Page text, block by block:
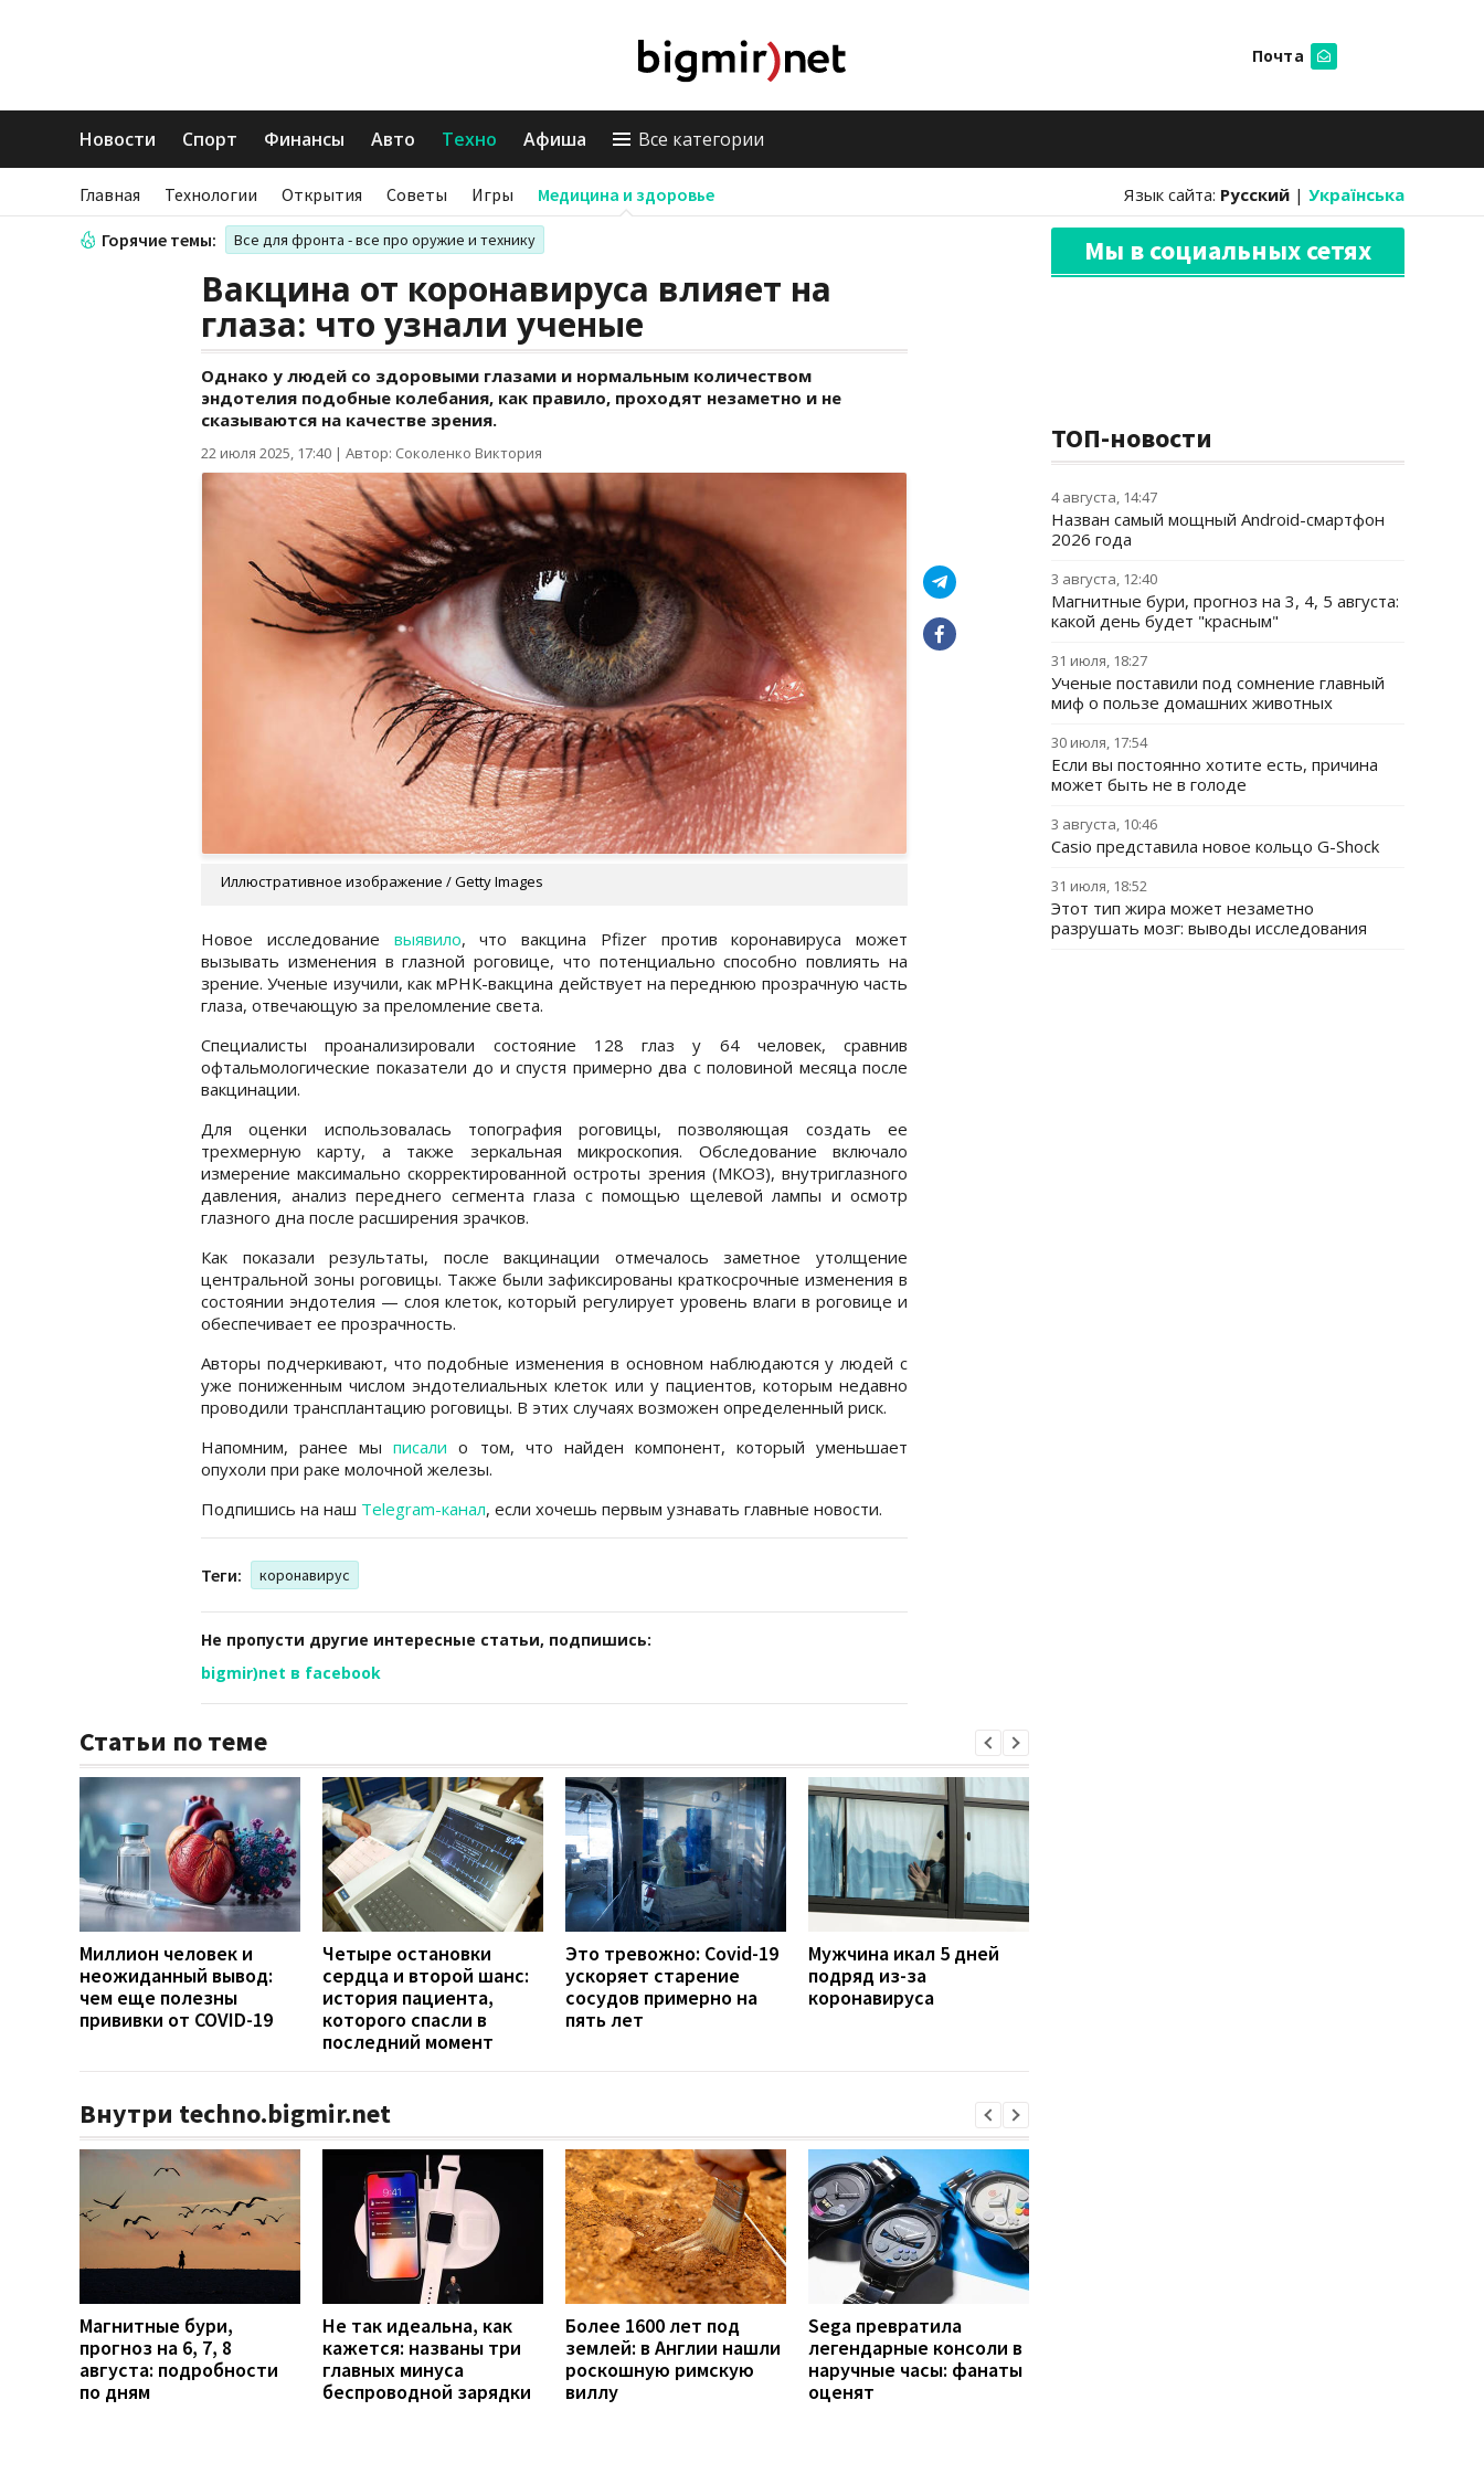
Почта
Новости Спорт Финансы Авто Техно Афиша Все категории
Главная Технологии Открытия Советы Игры Медицина и здоровье Язык сайта: Русский | Українська
Горячие темы: Все для фронта - все про оружие и технику
Вакцина от коронавируса влияет на
глаза: что узнали ученые
Однако у людей со здоровыми глазами и нормальным количеством
эндотелия подобные колебания, как правило, проходят незаметно и не
сказываются на качестве зрения.
22 июля 2025, 17:40 | Автор: Соколенко Виктория
Иллюстративное изображение / Getty Images
Новое исследование выявило, что вакцина Pfizer против коронавируса может
вызывать изменения в глазной роговице, что потенциально способно повлиять на
зрение. Ученые изучили, как мРНК-вакцина действует на переднюю прозрачную часть
глаза, отвечающую за преломление света.
Специалисты проанализировали состояние 128 глаз у 64 человек, сравнив
офтальмологические показатели до и спустя примерно два с половиной месяца после
вакцинации.
Для оценки использовалась топография роговицы, позволяющая создать ее
трехмерную карту, а также зеркальная микроскопия. Обследование включало
измерение максимально скорректированной остроты зрения (МКОЗ), внутриглазного
давления, анализ переднего сегмента глаза с помощью щелевой лампы и осмотр
глазного дна после расширения зрачков.
Как показали результаты, после вакцинации отмечалось заметное утолщение
центральной зоны роговицы. Также были зафиксированы краткосрочные изменения в
состоянии эндотелия — слоя клеток, который регулирует уровень влаги в роговице и
обеспечивает ее прозрачность.
Авторы подчеркивают, что подобные изменения в основном наблюдаются у людей с
уже пониженным числом эндотелиальных клеток или у пациентов, которым недавно
проводили трансплантацию роговицы. В этих случаях возможен определенный риск.
Напомним, ранее мыписали о том, что найден компонент, который уменьшает
опухоли при раке молочной железы.
Подпишись на наш Telegram-канал, если хочешь первым узнавать главные новости.
Теги: коронавирус
Не пропусти другие интересные статьи, подпишись:
bigmir)net в facebook
Статьи по теме
Миллион человек и
неожиданный вывод:
чем еще полезны
прививки от COVID-19
Четыре остановки
сердца и второй шанс:
история пациента,
которого спасли в
последний момент
Это тревожно: Covid-19
ускоряет старение
сосудов примерно на
пять лет
Мужчина икал 5 дней
подряд из-за
коронавируса
Внутри techno.bigmir.net
Магнитные бури,
прогноз на 6, 7, 8
августа: подробности
по дням
Не так идеальна, как
кажется: названы три
главных минуса
беспроводной зарядки
Более 1600 лет под
землей: в Англии нашли
роскошную римскую
виллу
Sega превратила
легендарные консоли в
наручные часы: фанаты
оценят
Мы в социальных сетях
ТОП-новости
4 августа, 14:47
Назван самый мощный Android-смартфон
2026 года
3 августа, 12:40
Магнитные бури, прогноз на 3, 4, 5 августа:
какой день будет "красным"
31 июля, 18:27
Ученые поставили под сомнение главный
миф о пользе домашних животных
30 июля, 17:54
Если вы постоянно хотите есть, причина
может быть не в голоде
3 августа, 10:46
Casio представила новое кольцо G-Shock
31 июля, 18:52
Этот тип жира может незаметно
разрушать мозг: выводы исследования